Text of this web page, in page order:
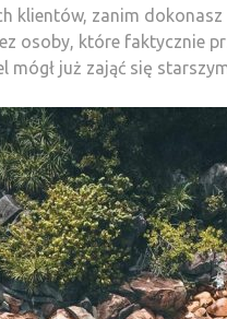
klientów, zanim
osoby, które faktycznie
mógł już zająć się